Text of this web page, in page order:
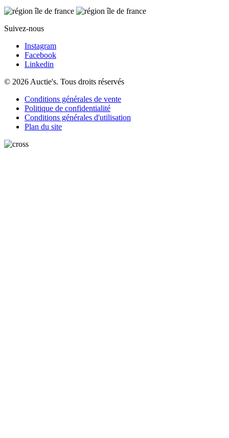
Suivez-nous
Instagram
Facebook
Linkedin
© 2026 Auctie's. Tous droits réservés
Conditions générales de vente
Politique de confidentialité
Conditions générales d'utilisation
Plan du site